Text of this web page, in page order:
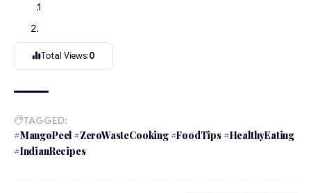
Total Views:0
TAGGED:
#MangoPeel #ZeroWasteCooking #FoodTips #HealthyEating
#IndianRecipes